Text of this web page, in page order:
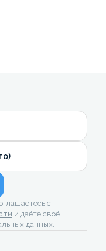
с
и даёте своё
данных.